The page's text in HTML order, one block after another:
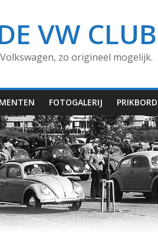
VW
zo origineel mogelijk.
FOTOGALERIJ PRIKBORD